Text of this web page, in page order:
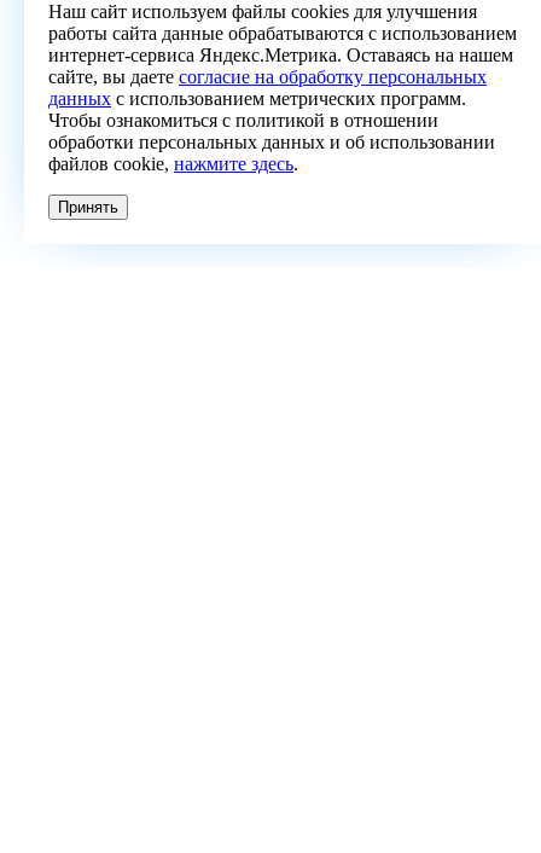
Наш сайт используем файлы cookies для улучшения
работы сайта данные обрабатываются с использованием
интернет-сервиса Яндекс.Метрика. Оставаясь на нашем
сайте, вы даете согласие на обработку персональных
данных с использованием метрических программ.
Чтобы ознакомиться с политикой в отношении
обработки персональных данных и об использовании
файлов cookie, нажмите здесь.
Принять